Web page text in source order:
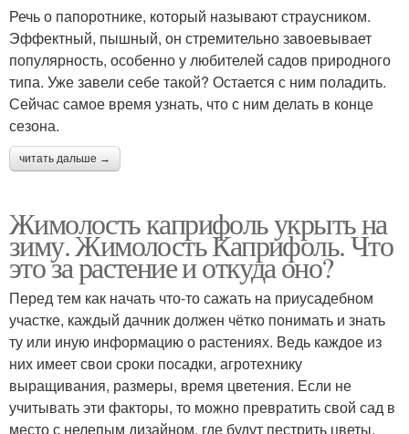
Речь о папоротнике, который называют страусником.
Эффектный, пышный, он стремительно завоевывает
популярность, особенно у любителей садов природного
типа. Уже завели себе такой? Остается с ним поладить.
Сейчас самое время узнать, что с ним делать в конце
сезона.
читать дальше →
Жимолость каприфоль укрыть на
зиму. Жимолость Каприфоль. Что
это за растение и откуда оно?
Перед тем как начать что-то сажать на приусадебном
участке, каждый дачник должен чётко понимать и знать
ту или иную информацию о растениях. Ведь каждое из
них имеет свои сроки посадки, агротехнику
выращивания, размеры, время цветения. Если не
учитывать эти факторы, то можно превратить свой сад в
место с нелепым дизайном, где будут пестрить цветы,